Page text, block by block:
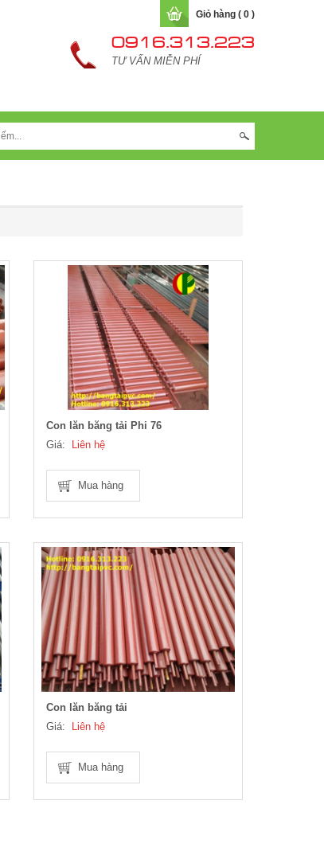
Giỏ hàng ( 0 )
0916.313.223
TƯ VẤN MIỄN PHÍ
Con lăn băng tải Phi 76
Giá:
Liên hệ
Mua hàng
Con lăn băng tải
Giá:
Liên hệ
Mua hàng